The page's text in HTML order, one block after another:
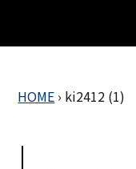
HOME › ki2412 (1)